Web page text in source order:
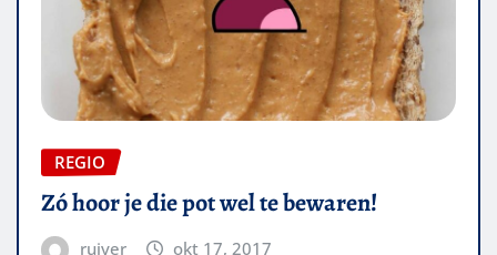
REGIO
Zó hoor je die pot wel te bewaren!
ruiver okt 17, 2017